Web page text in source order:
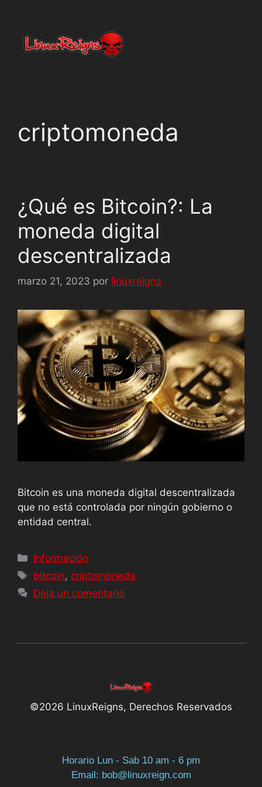
criptomoneda
¿Qué es Bitcoin?: La
moneda digital
descentralizada
marzo 21, 2023 por linuxreigns
Bitcoin es una moneda digital descentralizada
que no está controlada por ningún gobierno o
entidad central.
Información
bitcoin, criptomoneda
Deja un comentario
©2026 LinuxReigns, Derechos Reservados
Horario Lun - Sab 10 am - 6 pm
Email: bob@linuxreign.com